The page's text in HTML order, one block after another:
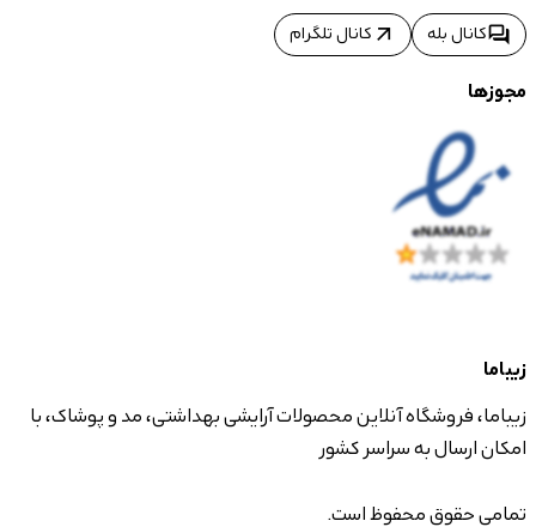
forumکانال بله arrow_outward کانال تلگرام
مجوزها
زیباما
زیباما، فروشگاه آنلاین محصولات آرایشی بهداشتی، مد و پوشاک، با
امکان ارسال به سراسر کشور
تمامی حقوق محفوظ است.